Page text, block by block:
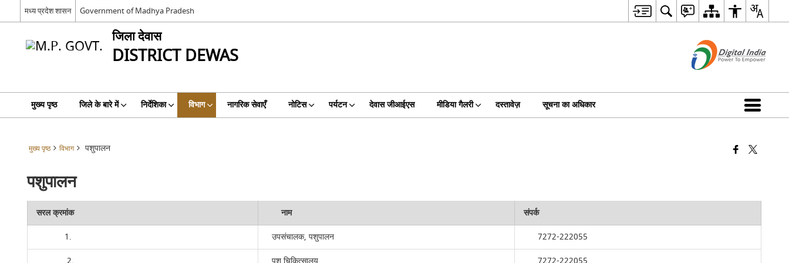
मध्य प्रदेश शासन Government of Madhya Pradesh
जिला देवास
DISTRICT DEWAS
मुख्य पृष्ठ जिले के बारे में निर्देशिका विभाग नागरिक सेवाएँ नोटिस पर्यटन देवास जीआईएस मीडिया गैलरी दस्तावेज़ सूचना का अधिकार
मुख्य पृष्ठ विभाग पशुपालन
पशुपालन
सरल क्रमांक नाम
संपर्क
1.
उपसंचालक, पशुपालन
7272-222055